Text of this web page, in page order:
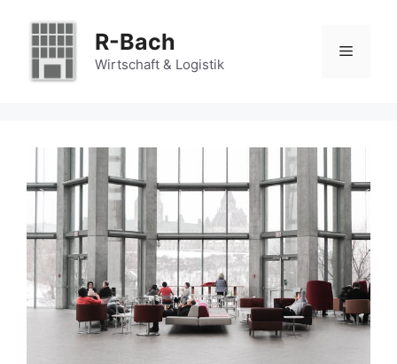
Inhalt
springen
R-Bach
Wirtschaft & Logistik
Menü